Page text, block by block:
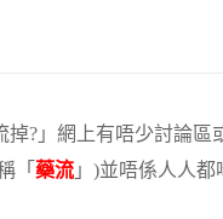
?」網上有唔少討論區
「 藥流 」)並唔係人人都